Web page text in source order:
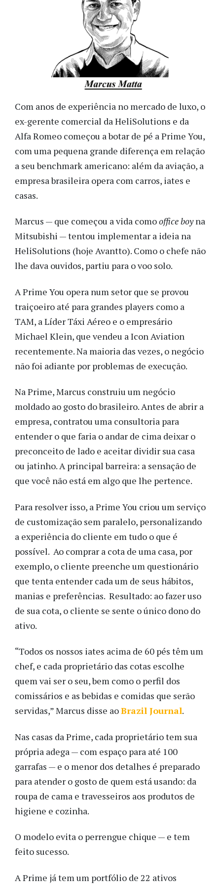
Com anos de experiência no mercado de luxo, o
ex-gerente comercial da HeliSolutions e da
Alfa Romeo começou a botar de pé a Prime You,
com uma pequena grande diferença em relação
a seu benchmark americano: além da aviação, a
empresa brasileira opera com carros, iates e
casas.
Marcus — que começou a vida comooffice boyna
Mitsubishi — tentou implementar a ideia na
HeliSolutions (hoje Avantto). Como o chefe não
lhe dava ouvidos, partiu para o voo solo.
A Prime You opera num setor que se provou
traiçoeiro até para grandes players como a
TAM, a Líder Táxi Aéreo e o empresário
Michael Klein, que vendeu a Icon Aviation
recentemente. Na maioria das vezes, o negócio
não foi adiante por problemas de execução.
Na Prime, Marcus construiu um negócio
moldado ao gosto do brasileiro. Antes de abrir a
empresa, contratou uma consultoria para
entender o que faria o andar de cima deixar o
preconceito de lado e aceitar dividir sua casa
ou jatinho. A principal barreira: a sensação de
que você não está em algo que lhe pertence.
Para resolver isso, a Prime You criou um serviço
de customização sem paralelo, personalizando
a experiência do cliente em tudo o que é
possível. Ao comprar a cota de uma casa, por
exemplo, o cliente preenche um questionário
que tenta entender cada um de seus hábitos,
manias e preferências. Resultado: ao fazer uso
de sua cota, o cliente se sente o único dono do
ativo.
“Todos os nossos iates acima de 60 pés têm um
chef, e cada proprietário das cotas escolhe
quem vai ser o seu, bem como o perfil dos
comissários e as bebidas e comidas que serão
servidas,” Marcus disse aoBrazil Journal.
Nas casas da Prime, cada proprietário tem sua
própria adega — com espaço para até 100
garrafas — e o menor dos detalhes é preparado
para atender o gosto de quem está usando: da
roupa de cama e travesseiros aos produtos de
higiene e cozinha.
O modelo evita o perrengue chique — e tem
feito sucesso.
A Prime já tem um portfólio de 22 ativos